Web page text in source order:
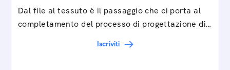
Dal file al tessuto è il passaggio che ci porta al
completamento del processo di progettazione di
Iscriviti